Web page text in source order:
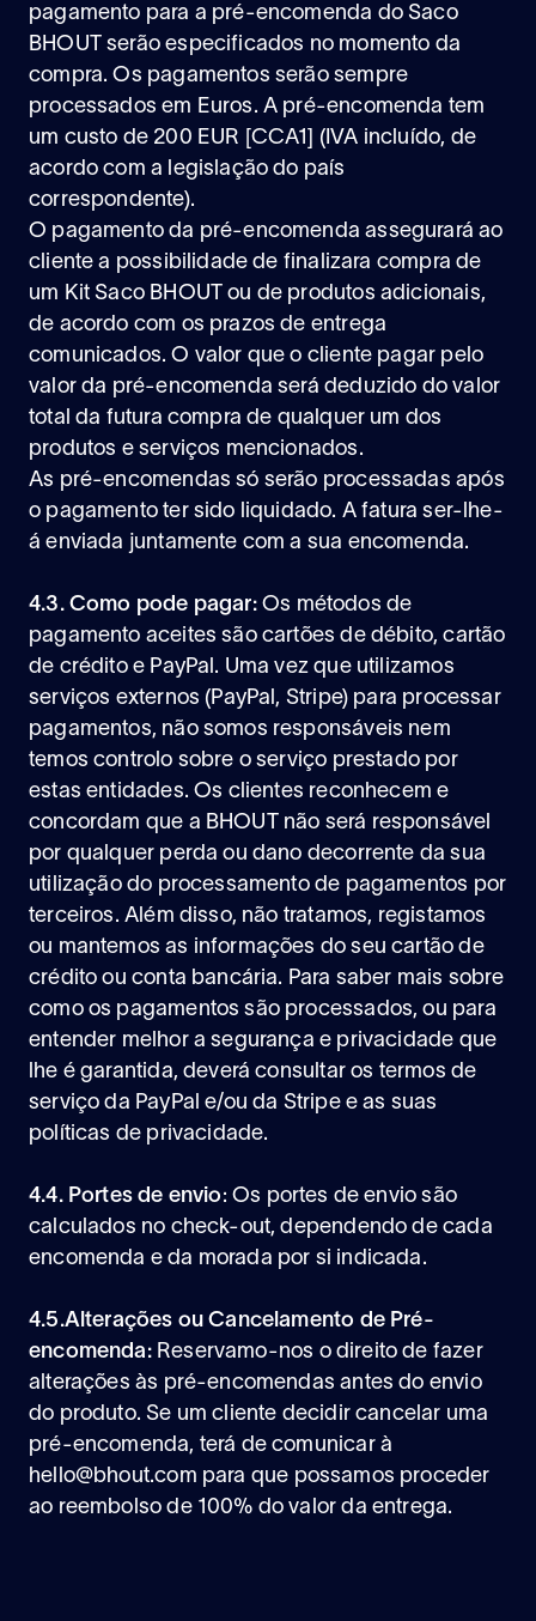
pagamento para a pré-encomenda do Saco
BHOUT serão especificados no momento da
compra. Os pagamentos serão sempre
processados em Euros. A pré-encomenda tem
um custo de 200 EUR [CCA1] (IVA incluído, de
acordo com a legislação do país
correspondente).
O pagamento da pré-encomenda assegurará ao
cliente a possibilidade de finalizara compra de
um Kit Saco BHOUT ou de produtos adicionais,
de acordo com os prazos de entrega
comunicados. O valor que o cliente pagar pelo
valor da pré-encomenda será deduzido do valor
total da futura compra de qualquer um dos
produtos e serviços mencionados.
As pré-encomendas só serão processadas após
o pagamento ter sido liquidado. A fatura ser-lhe-
á enviada juntamente com a sua encomenda.
4.3. Como pode pagar: Os métodos de
pagamento aceites são cartões de débito, cartão
de crédito e PayPal. Uma vez que utilizamos
serviços externos (PayPal, Stripe) para processar
pagamentos, não somos responsáveis nem
temos controlo sobre o serviço prestado por
estas entidades. Os clientes reconhecem e
concordam que a BHOUT não será responsável
por qualquer perda ou dano decorrente da sua
utilização do processamento de pagamentos por
terceiros. Além disso, não tratamos, registamos
ou mantemos as informações do seu cartão de
crédito ou conta bancária. Para saber mais sobre
como os pagamentos são processados, ou para
entender melhor a segurança e privacidade que
lhe é garantida, deverá consultar os termos de
serviço da PayPal e/ou da Stripe e as suas
políticas de privacidade.
4.4. Portes de envio: Os portes de envio são
calculados no check-out, dependendo de cada
encomenda e da morada por si indicada.
4.5.Alterações ou Cancelamento de Pré-
encomenda:Reservamo-nos o direito de fazer
alterações às pré-encomendas antes do envio
do produto. Se um cliente decidir cancelar uma
pré-encomenda, terá de comunicar à
hello@bhout.com para que possamos proceder
ao reembolso de 100% do valor da entrega.